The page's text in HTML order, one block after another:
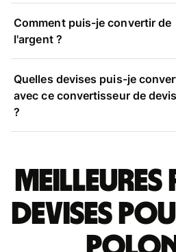
Comment puis-je convertir de
l'argent ?
Quelles devises puis-je
avec ce convertisseur de
?
Meilleures
devises